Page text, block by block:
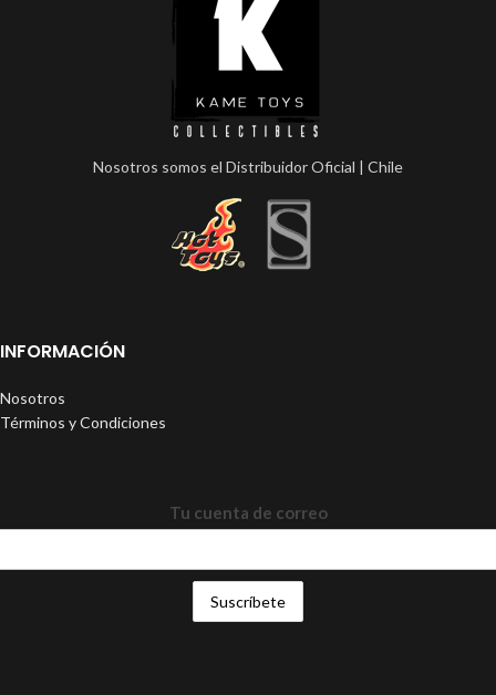
Nosotros somos el Distribuidor Oficial | Chile
INFORMACIÓN
Nosotros
Términos y Condiciones
Tu cuenta de correo